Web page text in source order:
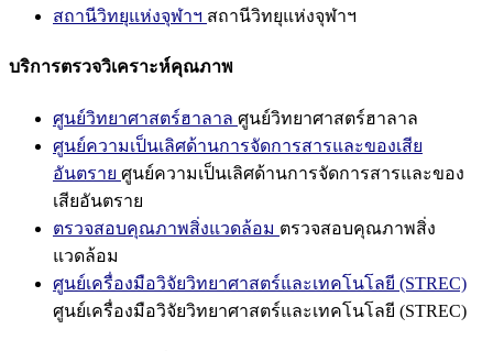
สถานีวิทยุแห่งจุฬาฯ สถานีวิทยุแห่งจุฬาฯ
บริการตรวจวิเคราะห์คุณภาพ
ศูนย์วิทยาศาสตร์ฮาลาล ศูนย์วิทยาศาสตร์ฮาลาล
ศูนย์ความเป็นเลิศด้านการจัดการสารและของเสีย
อันตราย ศูนย์ความเป็นเลิศด้านการจัดการสารและของ
เสียอันตราย
ตรวจสอบคุณภาพสิ่งแวดล้อม ตรวจสอบคุณภาพสิ่ง
แวดล้อม
ศูนย์เครื่องมือวิจัยวิทยาศาสตร์และเทคโนโลยี (STREC)
ศูนย์เครื่องมือวิจัยวิทยาศาสตร์และเทคโนโลยี (STREC)